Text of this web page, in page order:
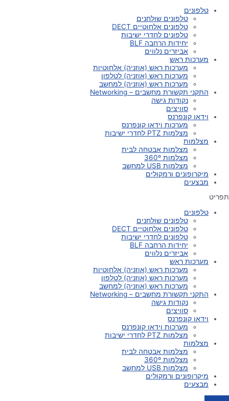
טלפונים
טלפונים שולחנים
טלפונים אלחוטיים DECT
טלפונים לחדרי ישיבות
יחידות הרחבה BLF
אביזרים נלווים
מערכות ראש
מערכות ראש (אוזניה) אלחוטיות
מערכות ראש (אוזניה) לטלפון
מערכות ראש (אוזניה) למחשב
התקני תקשורת מחשבים – Networking
נקודות גישה
סוויצים
וידאו קונפרנס
מערכות וידאו קונפרנס
מצלמות PTZ לחדרי ישיבות
מצלמות
מצלמות אבטחה לבית
מצלמות 360º
מצלמות USB למחשב
מיקרופונים ורמקולים
מבצעים
תפריט
טלפונים
טלפונים שולחנים
טלפונים אלחוטיים DECT
טלפונים לחדרי ישיבות
יחידות הרחבה BLF
אביזרים נלווים
מערכות ראש
מערכות ראש (אוזניה) אלחוטיות
מערכות ראש (אוזניה) לטלפון
מערכות ראש (אוזניה) למחשב
התקני תקשורת מחשבים – Networking
נקודות גישה
סוויצים
וידאו קונפרנס
מערכות וידאו קונפרנס
מצלמות PTZ לחדרי ישיבות
מצלמות
מצלמות אבטחה לבית
מצלמות 360º
מצלמות USB למחשב
מיקרופונים ורמקולים
מבצעים